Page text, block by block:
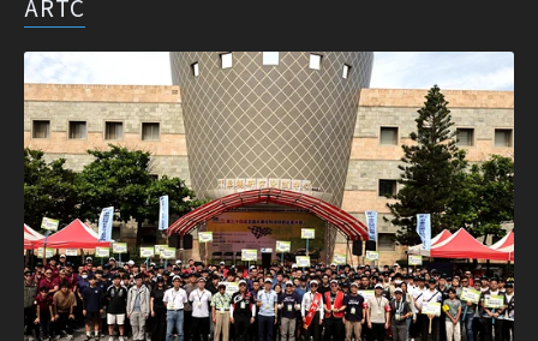
ARTC